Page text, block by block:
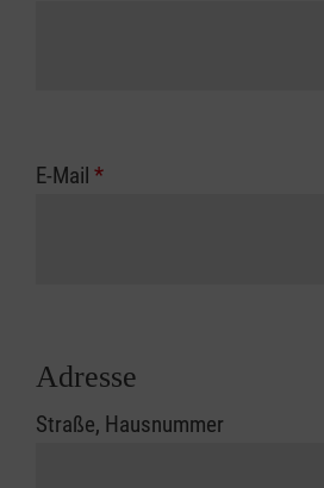
E-Mail *
Adresse
Straße, Hausnummer